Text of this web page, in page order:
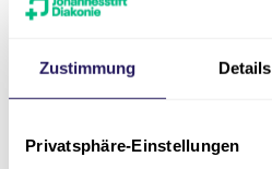
Zustimmung Details
Privatsphäre-Einstellungen